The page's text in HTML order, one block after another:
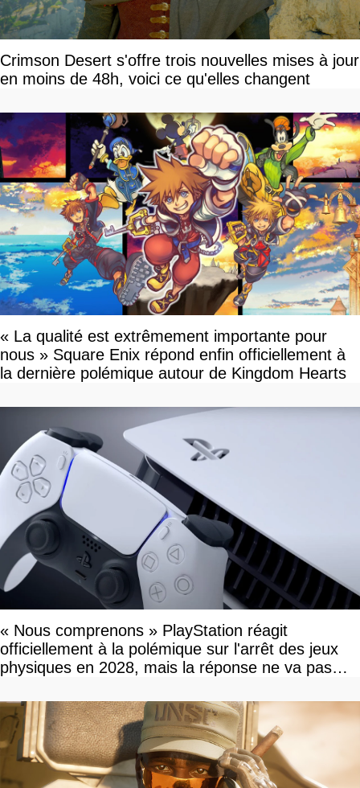
Crimson Desert s'offre trois nouvelles mises à jour
en moins de 48h, voici ce qu'elles changent
« La qualité est extrêmement importante pour
nous » Square Enix répond enfin officiellement à
la dernière polémique autour de Kingdom Hearts
« Nous comprenons » PlayStation réagit
officiellement à la polémique sur l'arrêt des jeux
physiques en 2028, mais la réponse ne va pas